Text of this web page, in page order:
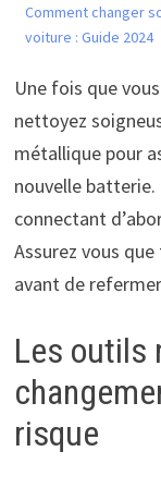
Comment changer
voiture : Guide 2024
Une fois que
nettoyez
métallique pour
nouvelle
connectant
Assurez vous
avant de
Les outils
risque